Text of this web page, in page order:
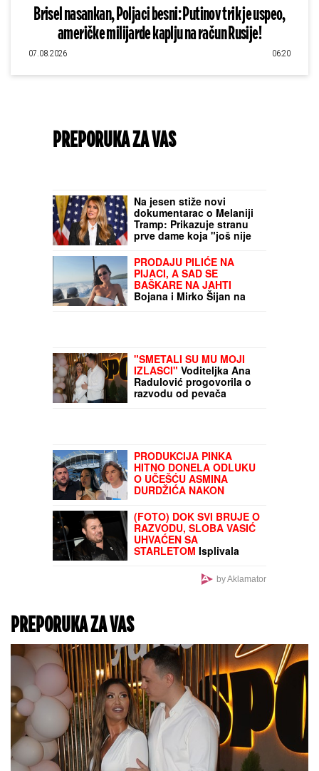
Brisel nasankan, Poljaci besni: Putinov trik je uspeo,
američke milijarde kaplju na račun Rusije!
07.08.2026 06:20
PREPORUKA ZA VAS
Na jesen stiže novi
dokumentarac o Melaniji
Tramp: Prikazuje stranu
prve dame koja "još nije
Bojana i Mirko Šijan na
letovanju, ona pokazala
zgodno i zategnuto telo
nakon dva porođaja
"SMETALI SU MU MOJI
IZLASCI"Voditeljka Ana
Radulović progovorila o
razvodu od pevača
Mirčeta Radulovića